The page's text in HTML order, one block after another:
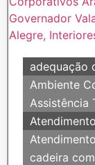
adequação
Ambiente
Assistência
cadeira